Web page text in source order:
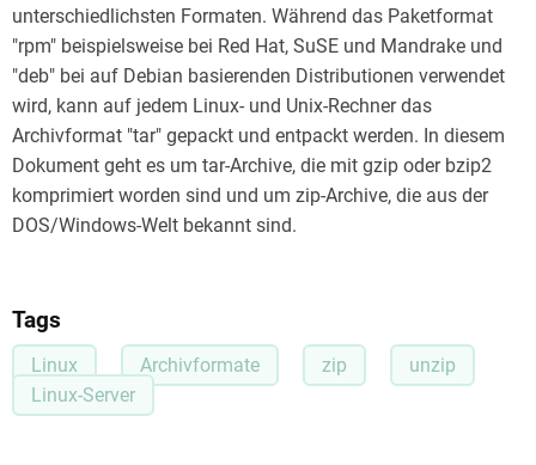
unterschiedlichsten Formaten. Während das Paketformat
"rpm" beispielsweise bei Red Hat, SuSE und Mandrake und
"deb" bei auf Debian basierenden Distributionen verwendet
wird, kann auf jedem Linux- und Unix-Rechner das
Archivformat "tar" gepackt und entpackt werden. In diesem
Dokument geht es um tar-Archive, die mit gzip oder bzip2
komprimiert worden sind und um zip-Archive, die aus der
DOS/Windows-Welt bekannt sind.
Tags
Linux Archivformate zip
unzip
Linux-Server